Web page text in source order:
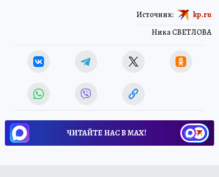
Ника СВЕТЛОВА
Источник: kp.ru
ЧИТАЙТЕ НАС В МАХ!